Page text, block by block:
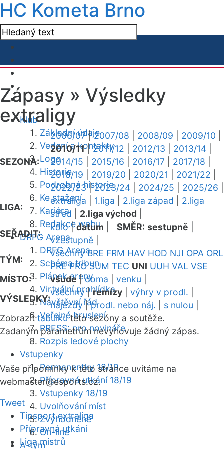
HC Kometa Brno
Klub
Základní údaje
Vedení a kontakty
Logo
Historie
Podrobná historie
Ke stažení
Kariéra
Redakce webu
DRFG Arena
DRFG Arena
Schéma tribun
Plánek areny
Virtuální prohlídka
Návštěvní řád
Veřejné bruslení
PRESS: pro novináře
Rozpis ledové plochy
Vstupenky
Permanentky 18/19
Přípravná utkání 18/19
Vstupenky 18/19
Uvolňování míst
Zvýhodněné
On-line
A-tým
Zápasy » Výsledky
extraligy
SEZONA:
2006/07|2007/08 2008/09 2009/10
2010/11|2011/12 2012/13 2013/14
2014/15
2015/16 2016/17 2017/18
2018/19
2019/20 2020/21 2021/22
2022/23|2023/24 2024/25 2025/26
LIGA:
extraliga 1.liga 2.liga západ
2.liga
střed
2.liga východ
SEŘADIT:
kolo|datum SMĚR: sestupně
vzestupně
TÝM:
všechny BRE FRM HAV HOD NJI OPA ORL
PRE PRO SUM TEC UNI UUH VAL VSE
MÍSTO:
všude|doma venku
VÝSLEDKY:
všechny|remízy výhry v prodl.
nájezdy|prodl. nebo náj. s nulou
Zobrazittabulkutéto sezóny a soutěže.
Zadaným parametrům nevyhovuje žádný zápas.
Vaše připomínky k této stránce uvítáme na
webmaster@esports.cz.
Tweet
Tipsport extraliga
Přípravná utkání
Liga mistrů